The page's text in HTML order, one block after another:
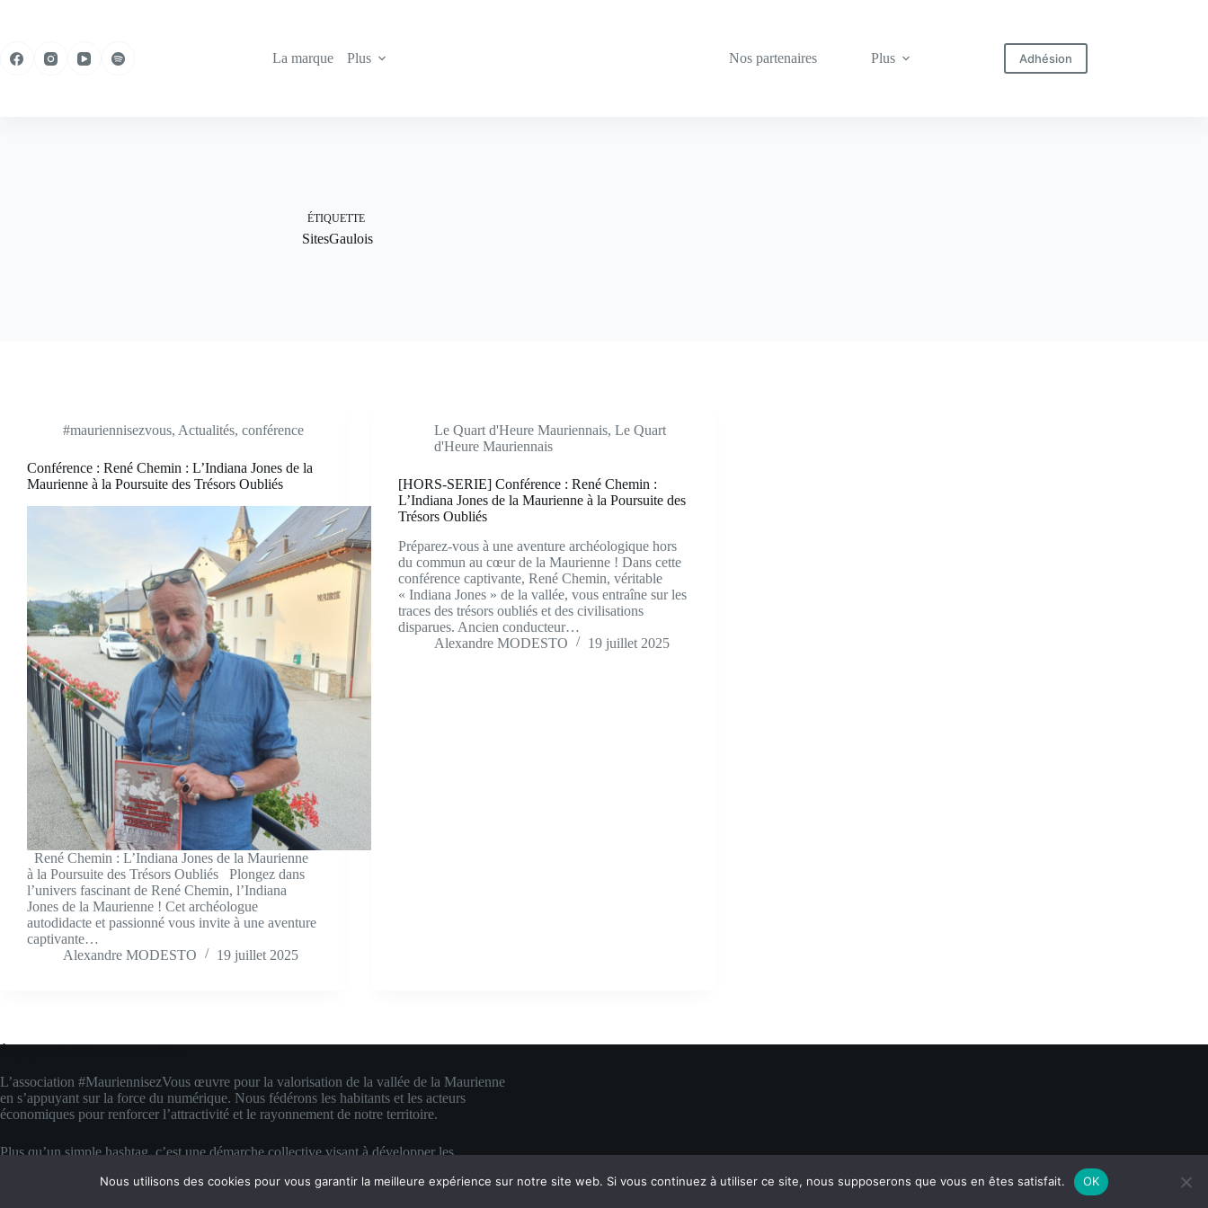
La marque
Plus Nos partenaires Plus Adhésion
ÉTIQUETTE
SitesGaulois
#mauriennisezvous, Actualités, conférence
Conférence : René Chemin : L’Indiana Jones de la
Maurienne à la Poursuite des Trésors Oubliés
René Chemin : L’Indiana Jones de la Maurienne
à la Poursuite des Trésors Oubliés Plongez dans
l’univers fascinant de René Chemin, l’Indiana
Jones de la Maurienne ! Cet archéologue
autodidacte et passionné vous invite à une aventure
captivante…
Alexandre MODESTO
19 juillet 2025
Le Quart d'Heure Mauriennais,Le Quart
d'Heure Mauriennais
[HORS-SERIE] Conférence : René Chemin :
L’Indiana Jones de la Maurienne à la Poursuite des
Trésors Oubliés
Préparez-vous à une aventure archéologique hors
du commun au cœur de la Maurienne ! Dans cette
conférence captivante, René Chemin, véritable
« Indiana Jones » de la vallée, vous entraîne sur les
traces des trésors oubliés et des civilisations
disparues. Ancien conducteur…
Alexandre MODESTO
19 juillet 2025
L’association #MauriennisezVous œuvre pour la valorisation de la vallée de la Maurienne
en s’appuyant sur la force du numérique. Nous fédérons les habitants et les acteurs
économiques pour renforcer l’attractivité et le rayonnement de notre territoire.
Plus qu’un simple hashtag, c’est une démarche collective visant à développer les
concrète pour faire rayonner la Maurienne bien au-delà de ses montagnes.
Nous utilisons des cookies pour vous garantir la meilleure expérience sur notre site web. Si vous continuez à utiliser ce site, nous supposerons que vous en êtes satisfait. OK